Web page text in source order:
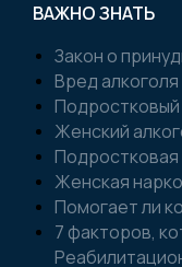
ВАЖНО ЗНАТЬ
Закон о
Вред алкоголя
Подростковый
Женский
Женская
Помогает ли
7 факторов,